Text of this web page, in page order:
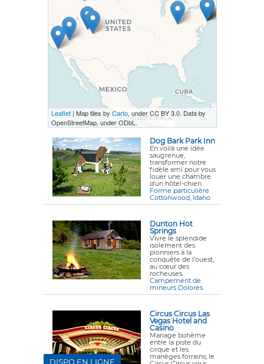
Leaflet| Map tiles by Carto, under CC BY 3.0. Data by
OpenStreetMap, under ODbL.
Dog Bark Park Inn
En voilà une idée
saugrenue,
transformer notre
fidèle ami pour vous
louer une chambre
d'un hôtel-chien.
Forme particulière
Cottonwood, Idaho
Dunton Hot
Springs
Vivre le splendide
isolement des
pionniers à la
conquête de l’ouest,
au cœur des
rocheuses.
Campement de
mineurs Dolores
Circus Circus Las
Vegas Hotel and
Casino
Mariage bohème
entre la piste du
cirque et les
manèges forrains, le
DISPO EN LIGNE